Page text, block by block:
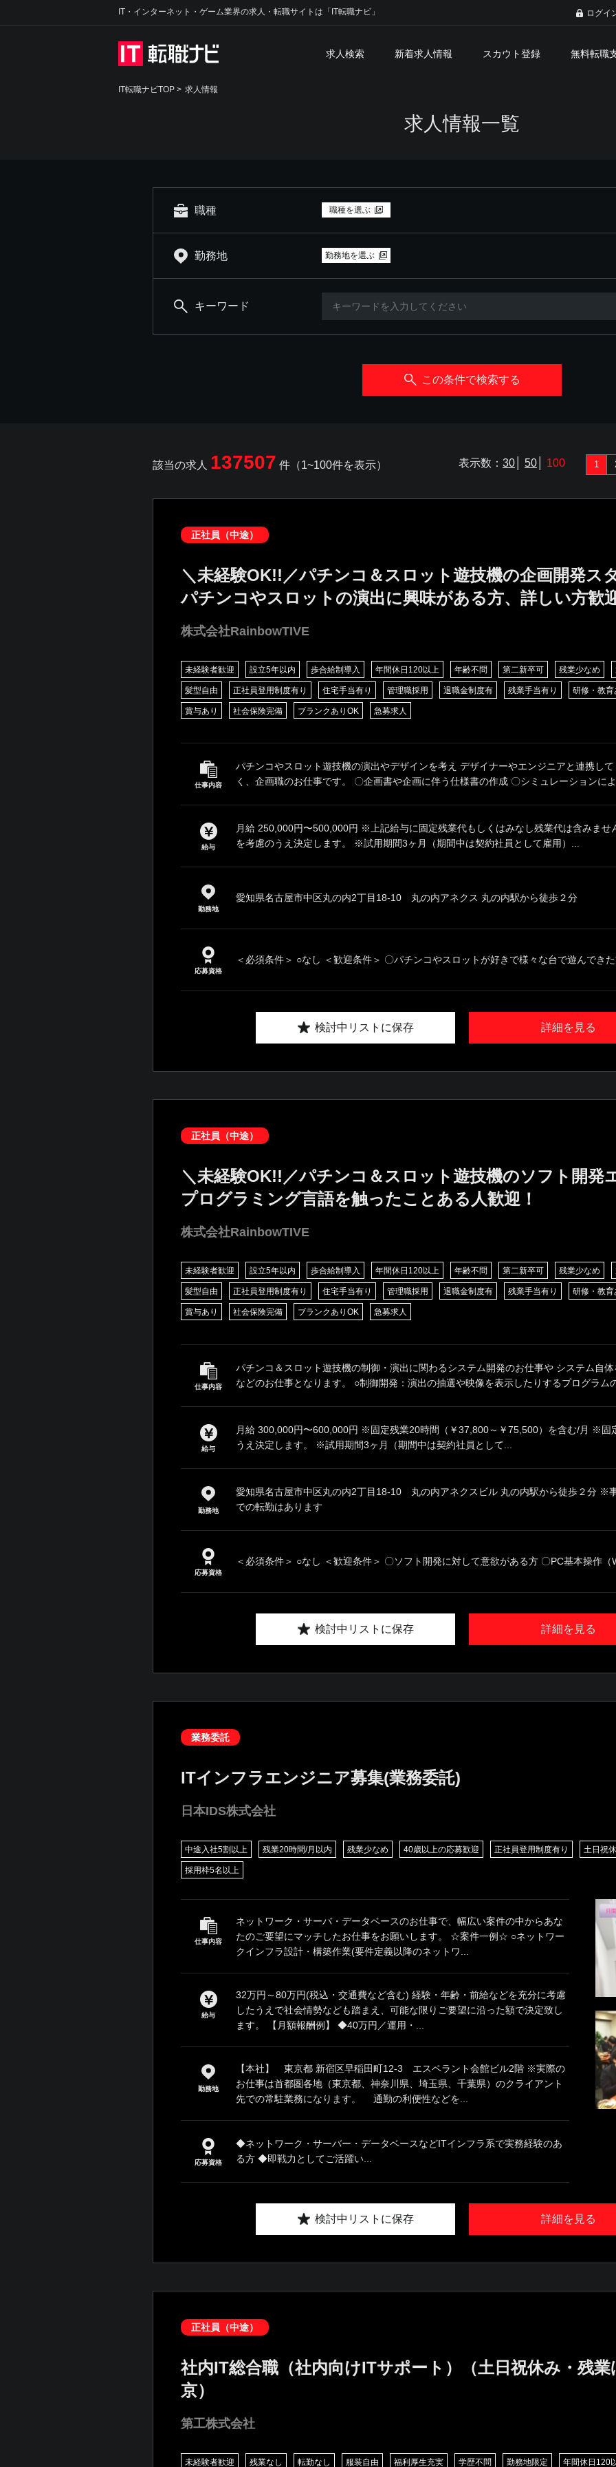
IT・インターネット・ゲーム業界の求人・転職サイトは「IT転職ナビ」 ログイ
求人検索 新着求人情報 スカウト登録 無料転職
IT転職ナビTOP > 求人情報
求人情報一覧
職種 職種を選ぶ
勤務地 勤務地を選ぶ
キーワード
この条件で検索する
該当の求人 137507 件（1~100件を表示） 表示数： 30 50 100 1
正社員（中途）
＼未経験OK!!／パチンコ＆スロット遊技機の企画開発ス
パチンコやスロットの演出に興味がある方、詳しい方歓
株式会社RainbowTIVE
未経験者歓迎 設立5年以内 歩合給制導入 年間休日120以上 年齢不問 第二新卒可 残業少なめ
髪型自由 正社員登用制度有り 住宅手当有り 管理職採用 退職金制度有 残業手当有り 研修・教育
賞与あり 社会保険完備 ブランクありOK 急募求人
仕事内容
パチンコやスロット遊技機の演出やデザインを考え デザイナーやエンジニアと連携し
く、企画職のお仕事です。 〇企画書や企画に伴う仕様書の作成 〇シミュレーションに
給与
月給 250,000円〜500,000円 ※上記給与に固定残業代もしくはみなし残業代は含みま
を考慮のうえ決定します。 ※試用期間3ヶ月（期間中は契約社員として雇用）...
勤務地
愛知県名古屋市中区丸の内2丁目18-10 丸の内アネクス 丸の内駅から徒歩２分
応募資格
＜必須条件＞ ○なし ＜歓迎条件＞ 〇パチンコやスロットが好きで様々な台で遊んでき
詳細を見る
検討中リストに保存
正社員（中途）
＼未経験OK!!／パチンコ＆スロット遊技機のソフト開発
プログラミング言語を触ったことある人歓迎！
株式会社RainbowTIVE
未経験者歓迎 設立5年以内 歩合給制導入 年間休日120以上 年齢不問 第二新卒可 残業少なめ
髪型自由 正社員登用制度有り 住宅手当有り 管理職採用 退職金制度有 残業手当有り 研修・教育
賞与あり 社会保険完備 ブランクありOK 急募求人
仕事内容
パチンコ＆スロット遊技機の制御・演出に関わるシステム開発のお仕事や システム自
などのお仕事となります。 ○制御開発：演出の抽選や映像を表示したりするプログラム
給与
月給 300,000円〜600,000円 ※固定残業20時間（￥37,800～￥75,500）を含む/月 ※固
うえ決定します。 ※試用期間3ヶ月（期間中は契約社員として...
勤務地
愛知県名古屋市中区丸の内2丁目18-10 丸の内アネクスビル 丸の内駅から徒歩２分 ※
での転勤はあります
応募資格
＜必須条件＞ ○なし ＜歓迎条件＞ 〇ソフト開発に対して意欲がある方 〇PC基本操作（
詳細を見る
検討中リストに保存
業務委託
ITインフラエンジニア募集(業務委託)
日本IDS株式会社
中途入社5割以上 残業20時間/月以内 残業少なめ 40歳以上の応募歓迎 正社員登用制度有り 土日祝
採用枠5名以上
仕事内容
ネットワーク・サーバ・データベースのお仕事で、幅広い案件の中からあな
たのご要望にマッチしたお仕事をお願いします。 ☆案件一例☆ ○ネットワー
クインフラ設計・構築作業(要件定義以降のネットワ...
給与
32万円～80万円(税込・交通費など含む) 経験・年齢・前給などを充分に考慮
したうえで社会情勢なども踏まえ、可能な限りご要望に沿った額で決定致し
ます。 【月額報酬例】 ◆40万円／運用・...
勤務地
【本社】 東京都 新宿区早稲田町12-3 エスペラント会館ビル2階 ※実際の
お仕事は首都圏各地（東京都、神奈川県、埼玉県、千葉県）のクライアント
先での常駐業務になります。 通勤の利便性などを...
応募資格
◆ネットワーク・サーバー・データベースなどITインフラ系で実務経験のあ
る方 ◆即戦力としてご活躍い...
詳細を見る
検討中リストに保存
正社員（中途）
社内IT総合職（社内向けITサポート）（土日祝休み・残
京）
第工株式会社
未経験者歓迎 残業なし 転勤なし 服装自由 福利厚生充実 学歴不問 勤務地限定 年間休日120